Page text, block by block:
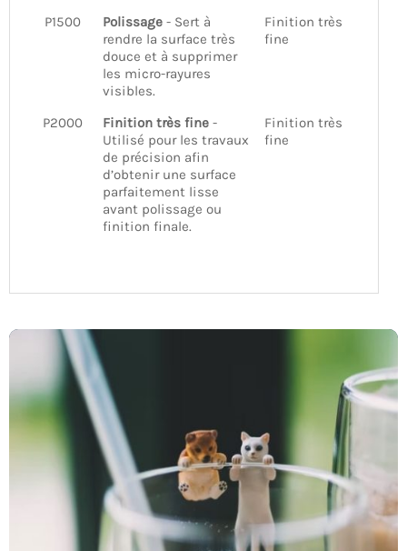
P1500 Polissage- Sert à
rendre la surface très
douce et à supprimer
les micro-rayures
visibles.
Finition très
fine
P2000 Finition très fine-
Utilisé pour les travaux
de précision afin
d’obtenir une surface
parfaitement lisse
avant polissage ou
finition finale.
Finition très
fine